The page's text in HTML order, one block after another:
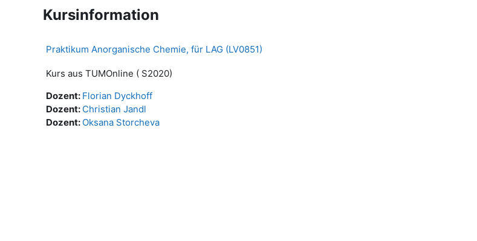
Kursinformation
Praktikum Anorganische Chemie, für LAG (LV0851)
Kurs aus TUMOnline ( S2020)
Dozent: Florian Dyckhoff
Dozent: Christian Jandl
Dozent: Oksana Storcheva